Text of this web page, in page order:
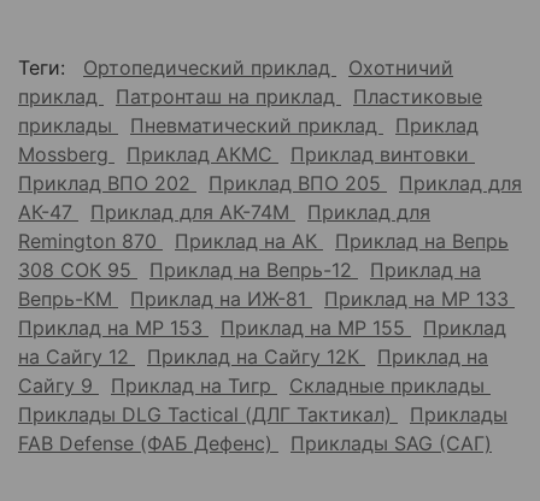
Теги: Ортопедический приклад
Охотничий
приклад
Патронташ на приклад
Пластиковые
приклады
Пневматический приклад
Приклад
Mossberg
Приклад АКМС
Приклад винтовки
Приклад ВПО 202
Приклад ВПО 205
Приклад для
АК-47
Приклад для АК-74М
Приклад для
Remington 870
Приклад на АК
Приклад на Вепрь
308 СОК 95
Приклад на Вепрь-12
Приклад на
Вепрь-КМ
Приклад на ИЖ-81
Приклад на МР 133
Приклад на МР 153
Приклад на МР 155
Приклад
на Сайгу 12
Приклад на Сайгу 12К
Приклад на
Сайгу 9
Приклад на Тигр
Складные приклады
Приклады DLG Tactical (ДЛГ Тактикал)
Приклады
FAB Defense (ФАБ Дефенс)
Приклады SAG (САГ)